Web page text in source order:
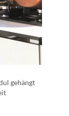
gehängt